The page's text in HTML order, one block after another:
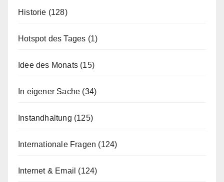
Historie (128)
Hotspot des Tages (1)
Idee des Monats (15)
In eigener Sache (34)
Instandhaltung (125)
Internationale Fragen (124)
Internet & Email (124)